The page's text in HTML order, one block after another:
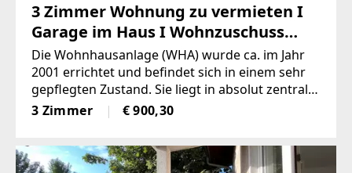
3 Zimmer Wohnung zu vermieten I
Garage im Haus I Wohnzuschuss
möglich
Die Wohnhausanlage (WHA) wurde ca. im Jahr
2001 errichtet und befindet sich in einem sehr
gepflegten Zustand. Sie liegt in absolut zentraler
Lage, nur wenige Schritte vom Hauptplatz
Waidhofen an der Thaya entfernt.Innerhalb der
3 Zimmer € 900,30